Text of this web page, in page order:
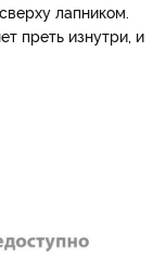
лапником.
преть изнутри, и